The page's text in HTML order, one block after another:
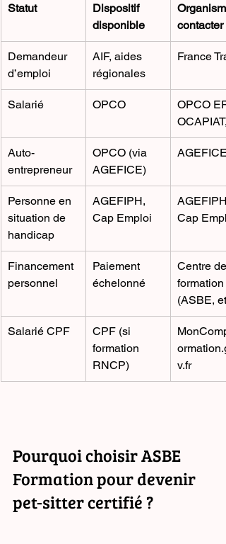
Statut
Dispositif
disponible
contacter
Demandeur
d’emploi
AIF, aides
régionales
France
Salarié OPCO
OPCO EP,
OCAPIAT,
Auto-
entrepreneur
OPCO (via
AGEFICE)
AGEFICE
Personne en
situation de
handicap
AGEFIPH,
Cap Emploi
AGEFIPH,
Cap
Financement
personnel
Paiement
échelonné
Centre de
formation
(ASBE,
Salarié CPF
CPF (si
formation
RNCP)
v.fr
Pourquoi choisir ASBE
Formation pour devenir
pet-sitter certifié ?